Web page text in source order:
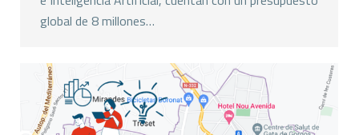
global de 8 millones…